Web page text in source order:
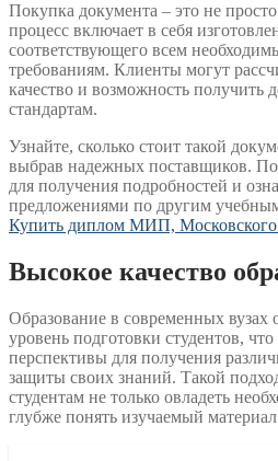
Покупка документа – это не
процесс включает в себя
соответствующего всем
требованиям. Клиенты могут
качество и возможность получить
стандартам.
Узнайте, сколько стоит такой
выбрав надежных поставщиков.
для получения подробностей и
предложениями по другим
Купить диплом МИП, Московского
Высокое качество
Образование в современных вузах
уровень подготовки студентов,
перспективы для получения
защиты своих знаний. Такой
студентам не только овладеть
глубже понять изучаемый